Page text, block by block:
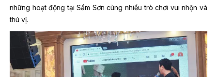
những hoạt động tại Sầm Sơn cùng nhiều trò chơi vui nhộn và
thú vị.